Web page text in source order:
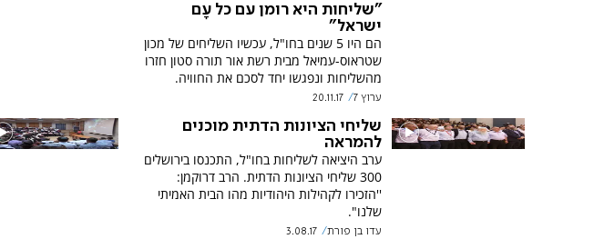
"שליחות היא רומן עם כל עָם
ישראל"
הם היו 5 שנים בחו"ל, עכשיו השליחים של מכון
שטראוס-עמיאל מבית רשת אור תורה סטון חזרו
מהשליחות ונפגשו יחד לסכם את החוויה.
ערוץ 7 20.11.17
שליחי הציונות הדתית מוכנים
להמראה
ערב היציאה לשליחות בחו"ל, התכנסו בירושלים
300 שליחי הציונות הדתית. הרב דרוקמן:
''הזכירו לקהילות היהודיות מהו הבית האמיתי
שלנו".
עדו בן פורת 3.08.17